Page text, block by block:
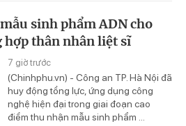
sinh phẩm ADN cho
hợp thân nhân liệt sĩ
7 giờ trước
(Chinhphu.vn) - Công an TP. Hà Nội đã
huy động tổng lực, ứng dụng công
nghệ hiện đại trong giai đoạn cao
điểm thu nhận mẫu sinh phẩm ...